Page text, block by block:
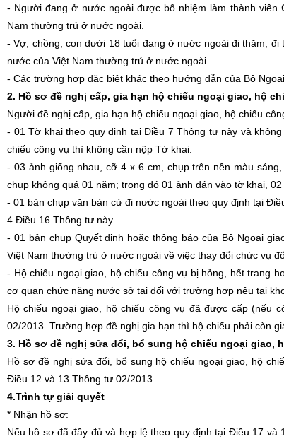
- Người đang ở nước ngoài được bổ nhiệm làm thành
Nam thường trú ở nước ngoài.
- Vợ, chồng, con dưới 18 tuổi đang ở nước ngoài đi thăm,
nước của Việt Nam thường trú ở nước ngoài.
- Các trường hợp đặc biệt khác theo hướng dẫn của Bộ
2. Hồ sơ đề nghị cấp, gia hạn hộ chiếu ngoại giao, hộ
Người đề nghị cấp, gia hạn hộ chiếu ngoại giao, hộ chiếu
- 01 Tờ khai theo quy định tại Điều 7 Thông tư này và
chiếu công vụ thì không cần nộp Tờ khai.
- 03 ảnh giống nhau, cỡ 4 x 6 cm, chụp trên nền màu
chụp không quá 01 năm; trong đó 01 ảnh dán vào tờ khai, 02
- 01 bản chụp văn bản cử đi nước ngoài theo quy định tại
4 Điều 16 Thông tư này.
- 01 bản chụp Quyết định hoặc thông báo của Bộ Ngoại
Việt Nam thường trú ở nước ngoài về việc thay đổi chức vụ
- Hộ chiếu ngoại giao, hộ chiếu công vụ bị hỏng, hết trang
cơ quan chức năng nước sở tại đối với trường hợp nêu tại
Hộ chiếu ngoại giao, hộ chiếu công vụ đã được cấp
02/2013. Trường hợp đề nghị gia hạn thì hộ chiếu phải còn
3. Hồ sơ đề nghị sửa đổi, bổ sung hộ chiếu ngoại giao,
Hồ sơ đề nghị sửa đổi, bổ sung hộ chiếu ngoại giao, hộ
Điều 12 và 13 Thông tư 02/2013.
4.Trình tự giải quyết
* Nhận hồ sơ:
Nếu hồ sơ đã đầy đủ và hợp lệ theo quy định tại Điều 17